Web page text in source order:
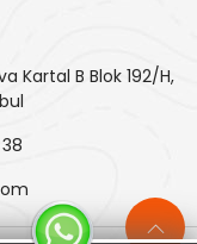
Kartal B Blok 192/H,